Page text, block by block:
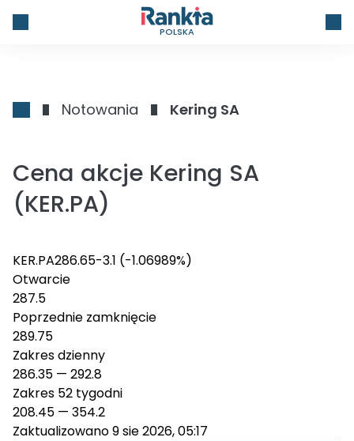
POLSKA
Notowania Kering SA
Cena akcje Kering SA
(KER.PA)
KER.PA286.65-3.1 (-1.06989%)
Otwarcie
287.5
Poprzednie zamknięcie
289.75
Zakres dzienny
286.35 — 292.8
Zakres 52 tygodni
208.45 — 354.2
Zaktualizowano 9 sie 2026, 05:17